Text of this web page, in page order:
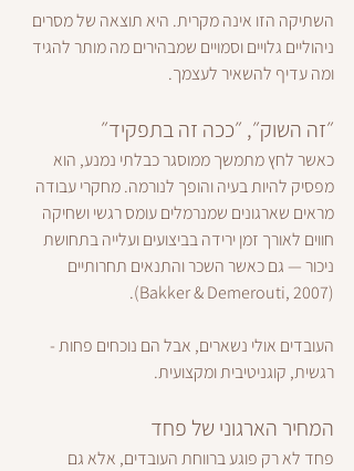
השתיקה הזו אינה מקרית. היא תוצאה של מסרים
ניהוליים גלויים וסמויים שמבהירים מה מותר להגיד
ומה עדיף להשאיר לעצמך.
״זה השוק״, ״ככה זה בתפקיד״
כאשר לחץ מתמשך ממוסגר כבלתי נמנע, הוא
מפסיק להיות בעיה והופך לנורמה. מחקרי עבודה
מראים שארגונים שמנרמלים עומס רגשי ושחיקה
חווים לאורך זמן ירידה בביצועים ועלייה בתחושת
ניכור — גם כאשר השכר והתנאים תחרותיים
(Bakker & Demerouti, 2007).
העובדים אולי נשארים, אבל הם נוכחים פחות -
רגשית, קוגניטיבית ומקצועית.
המחיר הארגוני של פחד
פחד לא רק פוגע ברווחת העובדים, אלא גם